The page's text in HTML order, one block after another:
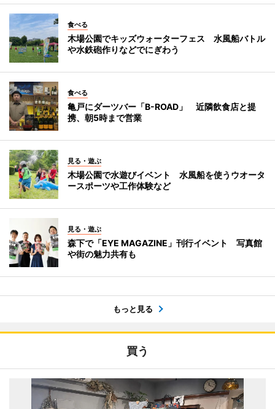
食べる
木場公園でキッズウォーターフェス 水風船バトル
や水鉄砲作りなどでにぎわう
食べる
亀戸にダーツバー「B-ROAD」 近隣飲食店と提
携、朝5時まで営業
見る・遊ぶ
木場公園で水遊びイベント 水風船を使うウオータ
ースポーツや工作体験など
見る・遊ぶ
森下で「EYE MAGAZINE」刊行イベント 写真館
や街の魅力共有も
もっと見る
買う